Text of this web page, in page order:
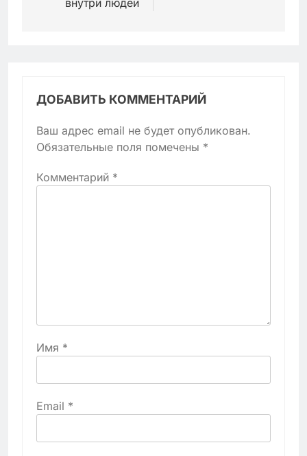
ДОБАВИТЬ КОММЕНТАРИЙ
Ваш адрес email не будет опубликован.
Обязательные поля помечены *
Комментарий *
Имя *
Email *